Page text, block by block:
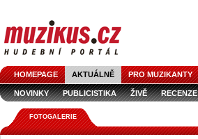
HOMEPAGE AKTUÁLNĚ PRO MUZIKANTY
NOVINKY PUBLICISTIKA ŽIVĚ RECENZE
FOTOGALERIE